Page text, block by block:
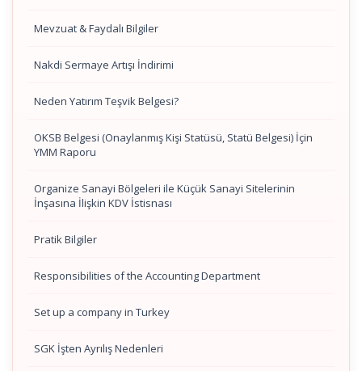
Mevzuat & Faydalı Bilgiler
Nakdi Sermaye Artışı İndirimi
Neden Yatırım Teşvik Belgesi?
OKSB Belgesi (Onaylanmış Kişi Statüsü, Statü Belgesi) İçin
YMM Raporu
Organize Sanayi Bölgeleri ile Küçük Sanayi Sitelerinin
İnşasına İlişkin KDV İstisnası
Pratik Bilgiler
Responsibilities of the Accounting Department
Set up a company in Turkey
SGK İşten Ayrılış Nedenleri